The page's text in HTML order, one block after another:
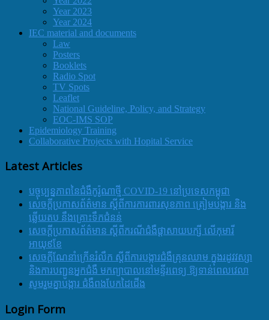
Year 2023
Year 2024
IEC material and documents
Law
Posters
Booklets
Radio Spot
TV Spots
Leaflet
National Guideline, Policy, and Strategy
EOC-IMS SOP
Epidemiology Training
Collaborative Projects with Hopital Service
Latest Articles
បច្ចុប្បន្នភាពនៃជំងឺកូរ៉ូណាថ្មី COVID-19 នៅប្រទេសកម្ពុជា
សេចក្តីប្រកាសព័ត៌មាន ស្តីពីការការពារសុខភាព ត្រៀមបង្ការ និង
ឆ្លើយតប នឹងគ្រោះទឹកជំនន់
សេចក្តីប្រកាសព័ត៌មាន ស្តីពីករណីជំងឺផ្តាសាយបក្សី លើកុមារី
អាយុ៩ខែ
សេចក្ដីណែនាំក្រើនរំលឹក ស្ដីពីការបង្ការជំងឺគ្រុនឈាម ក្នុងរដូវវស្សា
និងការបញ្ជូនអ្នកជំងឺ មកព្យាបាលនៅមន្ទីរពេទ្យ ឱ្យទាន់ពេលវេលា
សូមរួមគ្នាបង្ការ ជំងឺពងបែកដៃជើង
Login Form